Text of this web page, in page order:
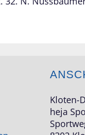
Kloten-
heja